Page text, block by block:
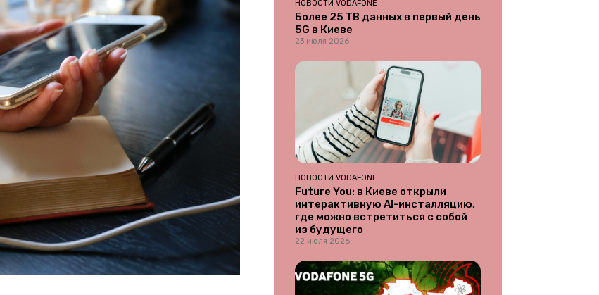
НОВОСТИ VODAFONE
Более 25 ТВ данных в первый день
5G в Киеве
23 июля 2026
НОВОСТИ VODAFONE
Future You: в Киеве открыли
интерактивную AI-инсталляцию,
где можно встретиться с собой
из будущего
22 июля 2026